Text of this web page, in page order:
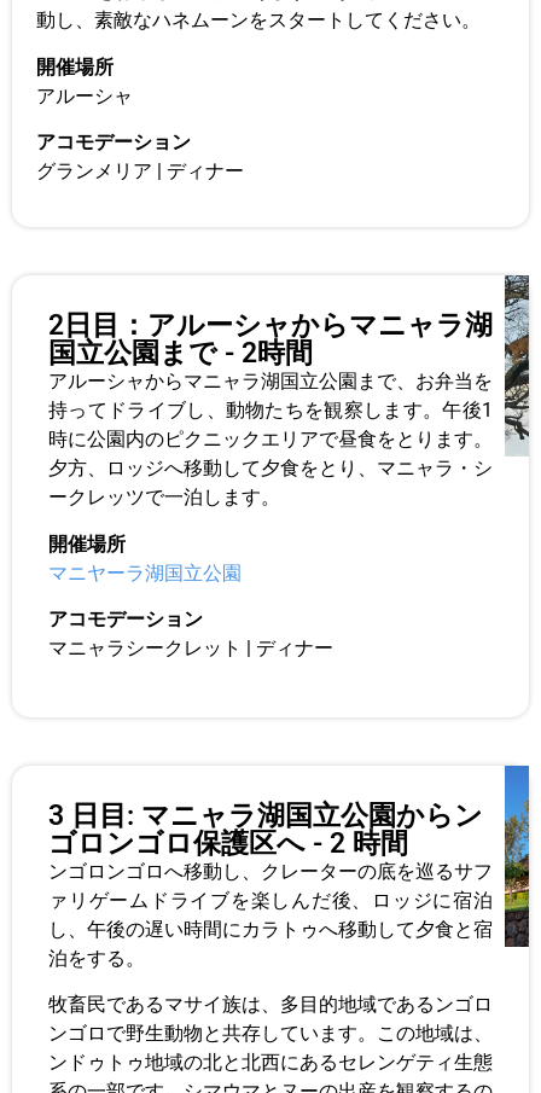
動し、素敵なハネムーンをスタートしてください。
開催場所
アルーシャ
アコモデーション
グランメリア | ディナー
2日目：アルーシャからマニャラ湖
国立公園まで - 2時間
アルーシャからマニャラ湖国立公園まで、お弁当を
持ってドライブし、動物たちを観察します。午後1
時に公園内のピクニックエリアで昼食をとります。
夕方、ロッジへ移動して夕食をとり、マニャラ・シ
ークレッツで一泊します。
開催場所
マニヤーラ湖国立公園
アコモデーション
マニャラシークレット | ディナー
3 日目: マニャラ湖国立公園からン
ゴロンゴロ保護区へ - 2 時間
ンゴロンゴロへ移動し、クレーターの底を巡るサフ
ァリゲームドライブを楽しんだ後、ロッジに宿泊
し、午後の遅い時間にカラトゥへ移動して夕食と宿
泊をする。
牧畜民であるマサイ族は、多目的地域であるンゴロ
ンゴロで野生動物と共存しています。この地域は、
ンドゥトゥ地域の北と北西にあるセレンゲティ生態